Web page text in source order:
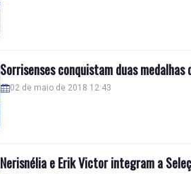
Sorrisenses conquistam duas
02 de maio de 2018 12:43
Nerisnélia e Erik Victor integram a